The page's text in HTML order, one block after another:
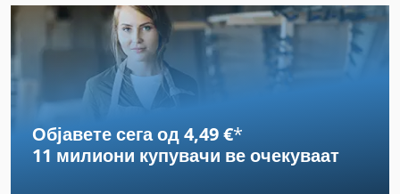
Frm D Midi
German
Hsc Фреза
International 433
Објавете сега од 4,49 €*
11 милиони купувачи ве очекуваат